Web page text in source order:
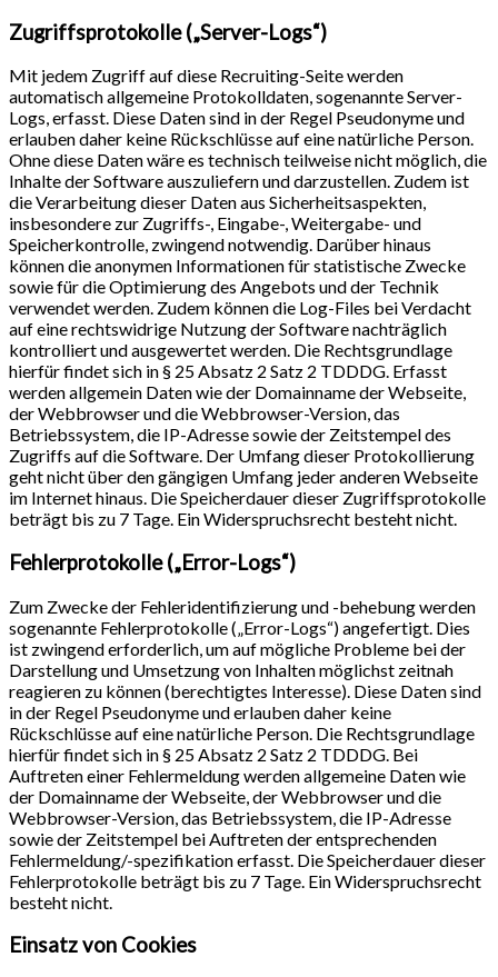
Zugriffsprotokolle („Server-Logs“)
Mit jedem Zugriff auf diese Recruiting-Seite werden
automatisch allgemeine Protokolldaten, sogenannte Server-
Logs, erfasst. Diese Daten sind in der Regel Pseudonyme und
erlauben daher keine Rückschlüsse auf eine natürliche Person.
Ohne diese Daten wäre es technisch teilweise nicht möglich, die
Inhalte der Software auszuliefern und darzustellen. Zudem ist
die Verarbeitung dieser Daten aus Sicherheitsaspekten,
insbesondere zur Zugriffs-, Eingabe-, Weitergabe- und
Speicherkontrolle, zwingend notwendig. Darüber hinaus
können die anonymen Informationen für statistische Zwecke
sowie für die Optimierung des Angebots und der Technik
verwendet werden. Zudem können die Log-Files bei Verdacht
auf eine rechtswidrige Nutzung der Software nachträglich
kontrolliert und ausgewertet werden. Die Rechtsgrundlage
hierfür findet sich in § 25 Absatz 2 Satz 2 TDDDG. Erfasst
werden allgemein Daten wie der Domainname der Webseite,
der Webbrowser und die Webbrowser-Version, das
Betriebssystem, die IP-Adresse sowie der Zeitstempel des
Zugriffs auf die Software. Der Umfang dieser Protokollierung
geht nicht über den gängigen Umfang jeder anderen Webseite
im Internet hinaus. Die Speicherdauer dieser Zugriffsprotokolle
beträgt bis zu 7 Tage. Ein Widerspruchsrecht besteht nicht.
Fehlerprotokolle („Error-Logs“)
Zum Zwecke der Fehleridentifizierung und -behebung werden
sogenannte Fehlerprotokolle („Error-Logs“) angefertigt. Dies
ist zwingend erforderlich, um auf mögliche Probleme bei der
Darstellung und Umsetzung von Inhalten möglichst zeitnah
reagieren zu können (berechtigtes Interesse). Diese Daten sind
in der Regel Pseudonyme und erlauben daher keine
Rückschlüsse auf eine natürliche Person. Die Rechtsgrundlage
hierfür findet sich in § 25 Absatz 2 Satz 2 TDDDG. Bei
Auftreten einer Fehlermeldung werden allgemeine Daten wie
der Domainname der Webseite, der Webbrowser und die
Webbrowser-Version, das Betriebssystem, die IP-Adresse
sowie der Zeitstempel bei Auftreten der entsprechenden
Fehlermeldung/-spezifikation erfasst. Die Speicherdauer dieser
Fehlerprotokolle beträgt bis zu 7 Tage. Ein Widerspruchsrecht
besteht nicht.
Einsatz von Cookies